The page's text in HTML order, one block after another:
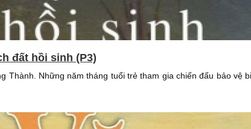
đất hồi sinh (P3)
Thành. Những năm tháng tuổi trẻ tham gia chiến đấu bảo vệ